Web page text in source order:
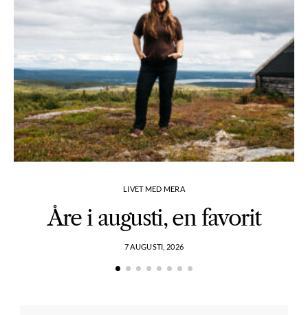
LIVET MED MERA
Åre i augusti, en favorit
7 AUGUSTI, 2026